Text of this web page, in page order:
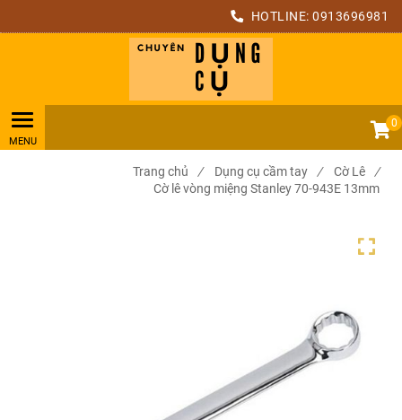
HOTLINE: 0913696981
0
Trang chủ / Dụng cụ cầm tay / Cờ Lê
/
Cờ lê vòng miệng Stanley 70-943E 13mm